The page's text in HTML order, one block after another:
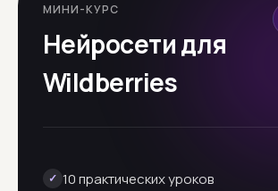
МИНИ-КУРС
Нейросети для
Wildberries
✓ 10 практических уроков